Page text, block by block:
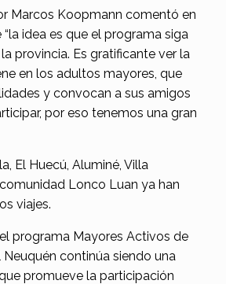
Marcos Koopmann comentó en
idea es que el programa siga
provincia. Es gratificante ver la
en los adultos mayores, que
y convocan a sus amigos
por eso tenemos una gran
El Huecú, Aluminé, Villa
Lonco Luan ya han
viajes.
programa Mayores Activos de
continúa siendo una
promueve la participación